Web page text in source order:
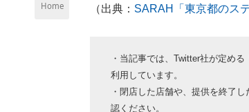
Home （出典： SARAH「東京都のス
・当記事では、Twitter社が定める
利用しています。
・閉店した店舗や、提供を終了
認ください。